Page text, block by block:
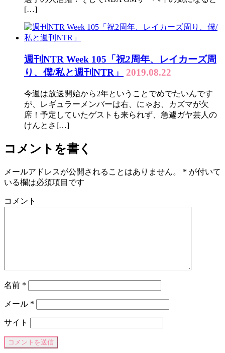
[…]
週刊NTR Week 105「祝2周年、レイカーズ周
り、僕/私と週刊NTR」
2019.08.22
今週は放送開始から2年ということでめでたいんです
が、レギュラーメンバーは右、にゃお、カズマが欠
席！予定していたゲストも来られず、急遽ガヤ芸人の
けんとさ[…]
コメントを書く
メールアドレスが公開されることはありません。 * が付いて
いる欄は必須項目です
コメント
名前 *
メール *
サイト